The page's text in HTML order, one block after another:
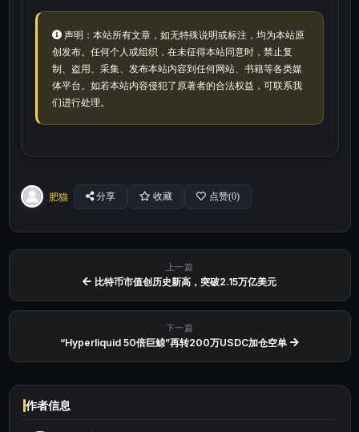
声明：本站所有文章，如无特殊说明或标注，均为本站原
创发布。任何个人或组织，在未征得本站同意时，禁止复
制、盗用、采集、发布本站内容到任何网站、书籍等各类媒
体平台。如若本站内容侵犯了原著者的合法权益，可联系我
们进行处理。
肥猫 分享 收藏 点赞(0)
上一篇
比特币市值创历史新高，突破2.15万亿美元
下一篇
“Hyperliquid 50倍巨鲸”再转200万USDC加仓空单
作者信息